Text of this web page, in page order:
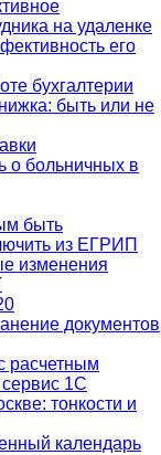
на удаленке
его
бухгалтерии
быть или не
о больничных в
быть
из ЕГРИП
изменения
документов
расчетным
1С
тонкости и
календарь